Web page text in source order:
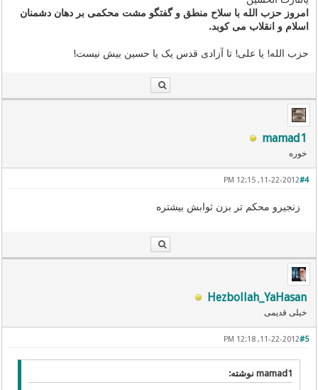
امروز حزب الله با سلاح منطق و گفتگو مشت محکمی بر دهان دشمنان
اسلام و انقلاب می کوبد.
حزب الله! یا علی! تا آزادی قدس یک یا حسین بیش نیست!
mamad1
خوره
#4
11-22-2012, 12:15 PM
زنجیرو محکم تر بزن ثوابش بیشتره
Hezbollah_YaHasan
خیلی قدیمی
#5
11-22-2012, 12:18 PM
mamad1 نوشته: